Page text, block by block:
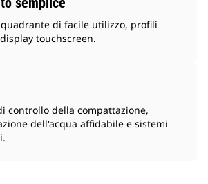
di facile utilizzo, profili
touchscreen.
controllo della compattazione,
dell'acqua affidabile e sistemi